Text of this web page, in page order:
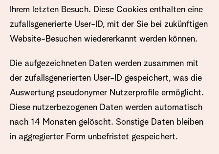
Ihrem letzten Besuch. Diese Cookies enthalten eine
zufallsgenerierte User-ID, mit der Sie bei zukünftigen
Website-Besuchen wiedererkannt werden können.
Die aufgezeichneten Daten werden zusammen mit
der zufallsgenerierten User-ID gespeichert, was die
Auswertung pseudonymer Nutzerprofile ermöglicht.
Diese nutzerbezogenen Daten werden automatisch
nach 14 Monaten gelöscht. Sonstige Daten bleiben
in aggregierter Form unbefristet gespeichert.